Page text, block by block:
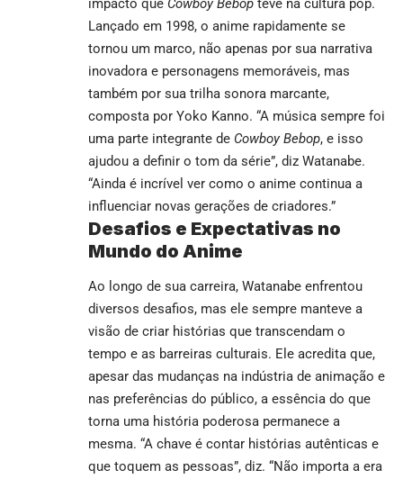
Lançado em 1998, o anime rapidamente se
tornou um marco, não apenas por sua narrativa
inovadora e personagens memoráveis, mas
também por sua trilha sonora marcante,
composta por Yoko Kanno. “A música sempre foi
uma parte integrante de Cowboy Bebop, e isso
ajudou a definir o tom da série”, diz Watanabe.
“Ainda é incrível ver como o anime continua a
influenciar novas gerações de criadores.”
Desafios e Expectativas no
Mundo do Anime
Ao longo de sua carreira, Watanabe enfrentou
diversos desafios, mas ele sempre manteve a
visão de criar histórias que transcendam o
tempo e as barreiras culturais. Ele acredita que,
apesar das mudanças na indústria de animação e
nas preferências do público, a essência do que
torna uma história poderosa permanece a
mesma. “A chave é contar histórias autênticas e
que toquem as pessoas”, diz. “Não importa a era